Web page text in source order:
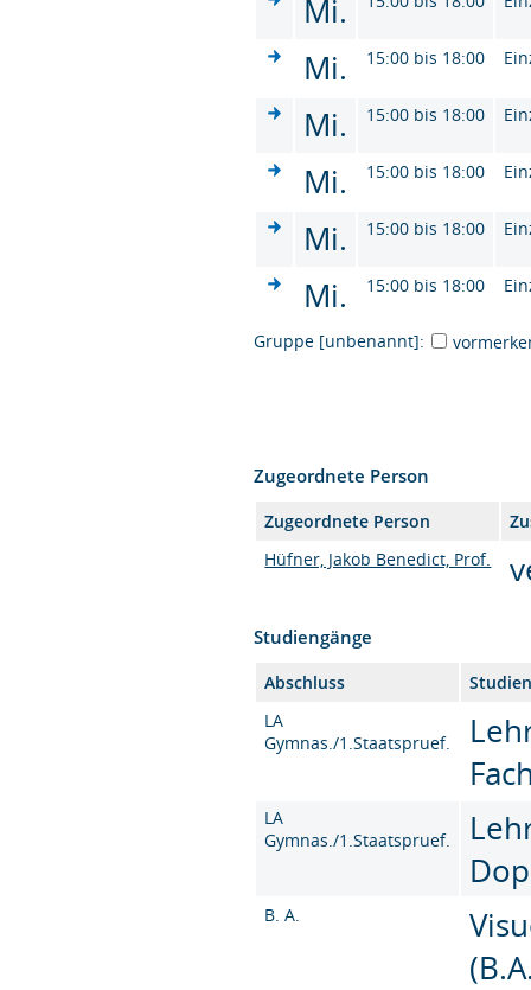
Mi.
Mi. 15:00 bis 18:00
Mi. 15:00 bis 18:00
Mi. 15:00 bis 18:00
Mi. 15:00 bis 18:00
Mi. 15:00 bis 18:00
Gruppe [unbenannt]:
Zugeordnete Person
Zugeordnete Person
Hüfner, Jakob Benedict, Prof.
Studiengänge
Abschluss
LA
Gymnas./1.Staatspruef.
LA
Gymnas./1.Staatspruef.
B. A.